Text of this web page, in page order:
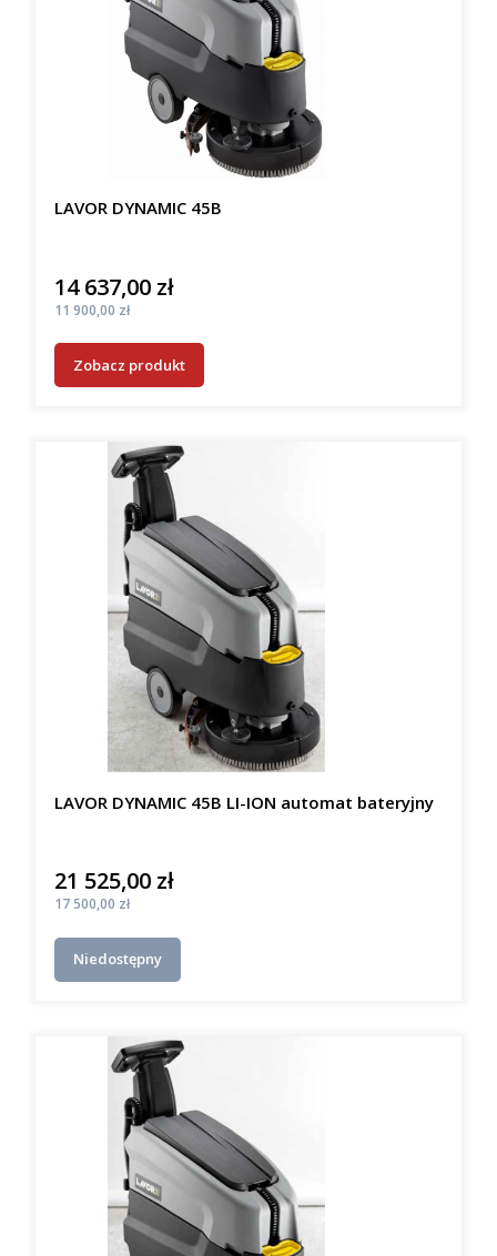
LAVOR DYNAMIC 45B
Cena
14 637,00 zł
Cena
11 900,00 zł
Zobacz produkt
LAVOR DYNAMIC 45B LI-ION automat bateryjny
Cena
21 525,00 zł
Cena
17 500,00 zł
Niedostępny